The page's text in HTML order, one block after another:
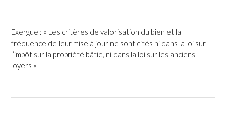
Exergue : « Les critères de valorisation du bien et la
fréquence de leur mise à jour ne sont cités ni dans la loi sur
l’impôt sur la propriété bâtie, ni dans la loi sur les anciens
loyers »